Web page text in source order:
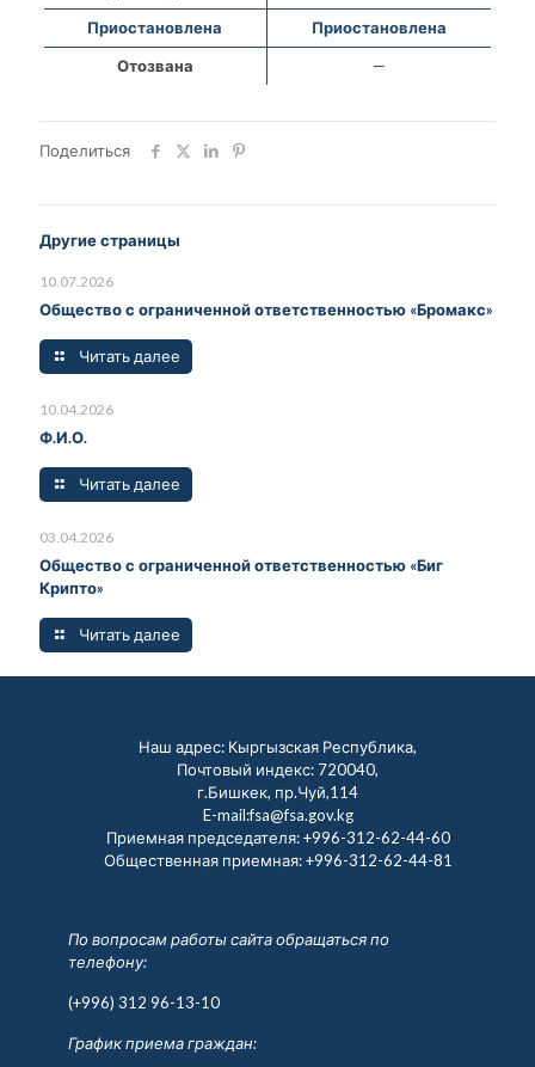
Приостановлена
Приостановлена
Отозвана
—
Поделиться
Другие страницы
10.07.2026
Общество с ограниченной ответственностью «Бромакс»
Читать далее
10.04.2026
Ф.И.О.
Читать далее
03.04.2026
Общество с ограниченной ответственностью «Биг
Крипто»
Читать далее
Наш адрес: Кыргызская Республика,
Почтовый индекс: 720040,
г.Бишкек, пр.Чуй,114
E-mail:fsa@fsa.gov.kg
Приемная председателя:+996-312-62-44-60
Общественная приемная:+996-312-62-44-81
По вопросам работы сайта обращаться по
телефону:
(+996) 312 96-13-10
График приема граждан: